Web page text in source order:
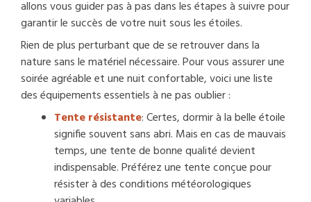
allons vous guider pas à pas dans les étapes à suivre pour
garantir le succès de votre nuit sous les étoiles.
Rien de plus perturbant que de se retrouver dans la
nature sans le matériel nécessaire. Pour vous assurer une
soirée agréable et une nuit confortable, voici une liste
des équipements essentiels à ne pas oublier :
Tente résistante: Certes, dormir à la belle étoile
signifie souvent sans abri. Mais en cas de mauvais
temps, une tente de bonne qualité devient
indispensable. Préférez une tente conçue pour
résister à des conditions météorologiques